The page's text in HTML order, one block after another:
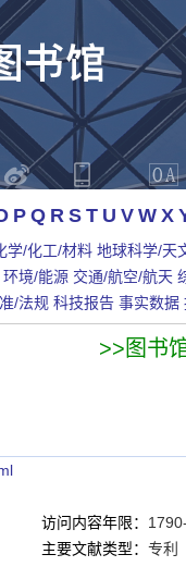
P Q R S T U V W X
学/化工/材料 地球科学/天
环境/能源 交通/航空/航天
/法规 科技报告 事实数据
>>图书
访问内容年限：
主要文献类型： 专利